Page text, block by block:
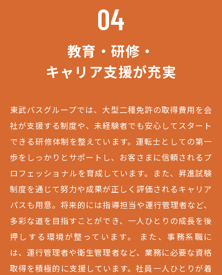
04
教育・研修・
キャリア支援が充実
東武バスグループでは、大型二種免許の取得費用を会
社が支援する制度や、未経験者でも安心してスタート
できる研修体制を整えています。運転士としての第一
歩をしっかりとサポートし、お客さまに信頼されるプ
ロフェッショナルを育成しています。また、昇進試験
制度を通じて努力や成果が正しく評価されるキャリア
パスも用意。将来的には指導担当や運行管理者など、
多彩な道を目指すことができ、一人ひとりの成長を後
押しする環境が整っています。 また、事務系職に
は、運行管理者や衛生管理者など、業務に必要な資格
取得を積極的に支援しています。社員一人ひとりが着